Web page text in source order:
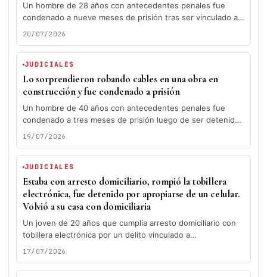
Un hombre de 28 años con antecedentes penales fue
condenado a nueve meses de prisión tras ser vinculado a
una...
20/07/2026
JUDICIALES
Lo sorprendieron robando cables en una obra en
construcción y fue condenado a prisión
Un hombre de 40 años con antecedentes penales fue
condenado a tres meses de prisión luego de ser detenido
cuando...
19/07/2026
JUDICIALES
Estaba con arresto domiciliario, rompió la tobillera
electrónica, fue detenido por apropiarse de un celular.
Volvió a su casa con domiciliaria
Un joven de 20 años que cumplía arresto domiciliario con
tobillera electrónica por un delito vinculado a
estupefacientes fue nuevamente...
17/07/2026